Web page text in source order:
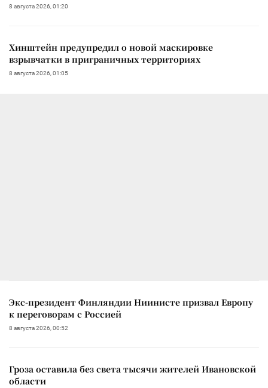
8 августа 2026, 01:20
Хинштейн предупредил о новой маскировке
взрывчатки в приграничных территориях
8 августа 2026, 01:05
Экс-президент Финляндии Ниинисте призвал Европу
к переговорам с Россией
8 августа 2026, 00:52
Гроза оставила без света тысячи жителей Ивановской
области